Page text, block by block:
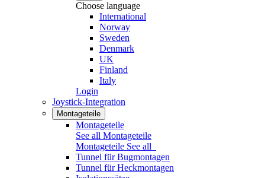
Choose language
International
Norway
Sweden
Denmark
UK
Finland
Italy
Login
Joystick-Integration
Montageteile
Montageteile
See all Montageteile
Montageteile See all
Tunnel für Bugmontagen
Tunnel für Heckmontagen